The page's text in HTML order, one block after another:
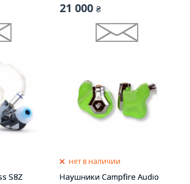
21 000 ₴
S8Z
нет в наличии
Наушники Campfire Audio